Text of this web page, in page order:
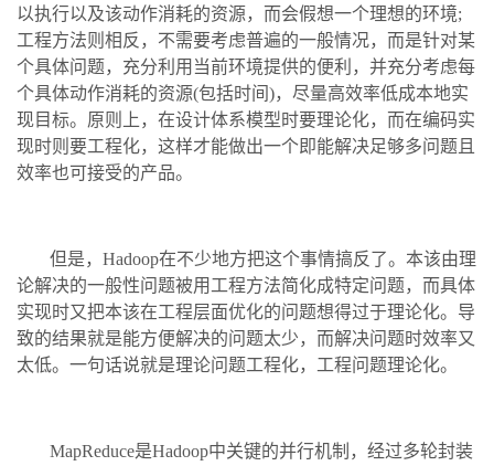
以执行以及该动作消耗的资源，而会假想一个理想的环境;
工程方法则相反，不需要考虑普遍的一般情况，而是针对某
个具体问题，充分利用当前环境提供的便利，并充分考虑每
个具体动作消耗的资源(包括时间)，尽量高效率低成本地实
现目标。原则上，在设计体系模型时要理论化，而在编码实
现时则要工程化，这样才能做出一个即能解决足够多问题且
效率也可接受的产品。
但是，Hadoop在不少地方把这个事情搞反了。本该由理
论解决的一般性问题被用工程方法简化成特定问题，而具体
实现时又把本该在工程层面优化的问题想得过于理论化。导
致的结果就是能方便解决的问题太少，而解决问题时效率又
太低。一句话说就是理论问题工程化，工程问题理论化。
MapReduce是Hadoop中关键的并行机制，经过多轮封装